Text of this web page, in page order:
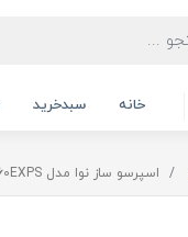
خانه سبدخرید
اسپرسو ساز نوا مدل NCM-160EXPS